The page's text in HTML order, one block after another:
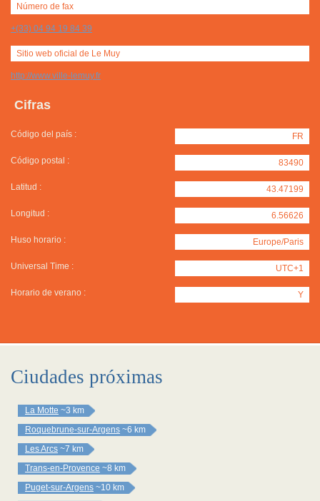
Número de fax
+(33) 04 94 19 84 39
Sitio web oficial de Le Muy
http://www.ville-lemuy.fr
Cifras
Código del país : FR
Código postal : 83490
Latitud : 43.47199
Longitud : 6.56626
Huso horario : Europe/Paris
Universal Time : UTC+1
Horario de verano : Y
Ciudades próximas
La Motte ~3 km
Roquebrune-sur-Argens ~6 km
Les Arcs ~7 km
Trans-en-Provence ~8 km
Puget-sur-Argens ~10 km